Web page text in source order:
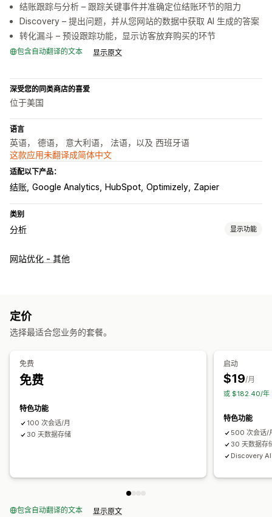
结账跟踪与分析 – 跟踪关键事件并准确定位结账环节的阻力
Discovery – 提出问题，并从您网站的数据中获取 AI 生成的答案
转化漏斗 – 预设跟踪功能，显示访客放弃购买的环节
包含自动翻译的文本 显示原文
深受您的同类商店的喜爱
位于美国
语言
英语， 德语， 意大利语， 法语，以及 西班牙语
这款应用未翻译成简体中文
适配以下产品：
结账 Google Analytics HubSpot Optimizely Zapier
类别
分析 显示功能
客户行为
营销和销售
营销归因 结账分析 购买跟踪
视觉和报告
热图 分析控制面板 历史分析 通知
网站优化 - 其他
定价
选择最适合您业务的套餐。
免费
免费
特色功能
100 次会话/月
30 天数据存储
启动
$19/月
或 $182.40/年
特色功能
500 次会话/
30 天数据存
Discovery
包含自动翻译的文本 显示原文